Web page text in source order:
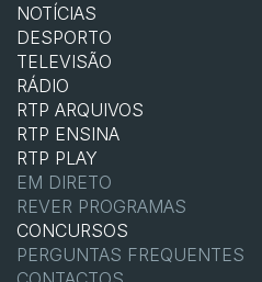
NOTÍCIAS
DESPORTO
TELEVISÃO
RÁDIO
RTP ARQUIVOS
RTP ENSINA
RTP PLAY
EM DIRETO
REVER PROGRAMAS
CONCURSOS
PERGUNTAS FREQUENTES